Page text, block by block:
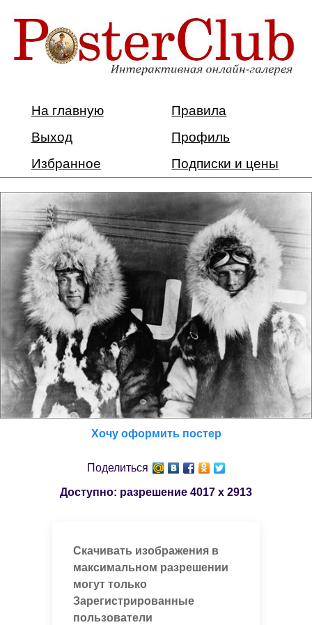
На главную
Правила
Выход
Профиль
Избранное
Подписки и цены
Хочу оформить постер
Поделиться
Доступно: разрешение 4017 x 2913
Скачивать изображения в
максимальном разрешении
могут только
Зарегистрированные
пользователи